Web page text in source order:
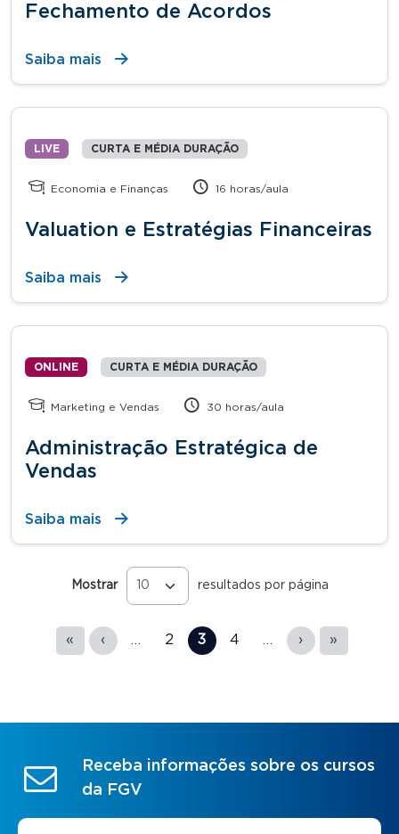
Fechamento de Acordos
Saiba mais
LIVE CURTA E MÉDIA DURAÇÃO
Economia e Finanças 16 horas/aula
Valuation e Estratégias Financeiras
Saiba mais
ONLINE CURTA E MÉDIA DURAÇÃO
Marketing e Vendas 30 horas/aula
Administração Estratégica de
Vendas
Saiba mais
Mostrar resultados por página
Páginas
« ‹ … 2 3 4 … › »
Receba informações sobre os cursos
da FGV
Nome